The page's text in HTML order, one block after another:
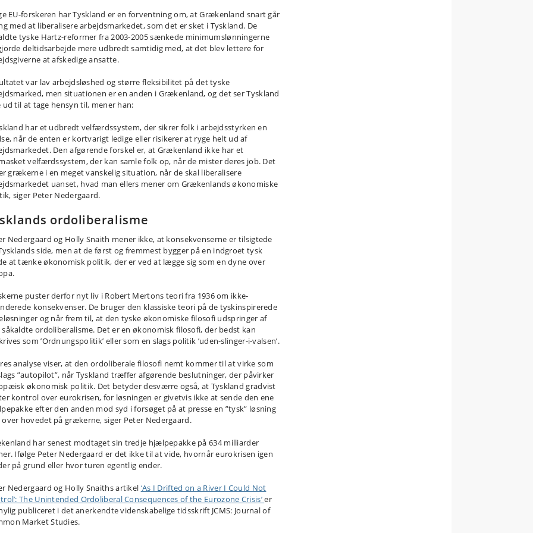
EU-forskeren har Tyskland er en forventning om, at Grækenland snart går
med at liberalisere arbejdsmarkedet, som det er sket i Tyskland. De
tyske Hartz-reformer fra 2003-2005 sænkede minimumslønningerne
deltidsarbejde mere udbredt samtidig med, at det blev lettere for
at afskedige ansatte.
var lav arbejdsløshed og større fleksibilitet på det tyske
men situationen er en anden i Grækenland, og det ser Tyskland
ud til at tage hensyn til, mener han:
har et udbredt velfærdssystem, der sikrer folk i arbejdsstyrken en
når de enten er kortvarigt ledige eller risikerer at ryge helt ud af
Den afgørende forskel er, at Grækenland ikke har et
velfærdssystem, der kan samle folk op, når de mister deres job. Det
grækerne i en meget vanskelig situation, når de skal liberalisere
uanset, hvad man ellers mener om Grækenlands økonomiske
siger Peter Nedergaard.
ordoliberalisme
Nedergaard og Holly Snaith mener ikke, at konsekvenserne er tilsigtede
side, men at de først og fremmest bygger på en indgroet tysk
at tænke økonomisk politik, der er ved at lægge sig som en dyne over
puster derfor nyt liv i Robert Mertons teori fra 1936 om ikke-
konsekvenser. De bruger den klassiske teori på de tyskinspirerede
og når frem til, at den tyske økonomiske filosofi udspringer af
såkaldte ordoliberalisme. Det er en økonomisk filosofi, der bedst kan
som ’Ordnungspolitik’ eller som en slags politik ’uden-slinger-i-valsen’.
analyse viser, at den ordoliberale filosofi nemt kommer til at virke som
”autopilot”, når Tyskland træffer afgørende beslutninger, der påvirker
økonomisk politik. Det betyder desværre også, at Tyskland gradvist
kontrol over eurokrisen, for løsningen er givetvis ikke at sende den ene
efter den anden mod syd i forsøget på at presse en ”tysk” løsning
over hovedet på grækerne, siger Peter Nedergaard.
har senest modtaget sin tredje hjælpepakke på 634 milliarder
Ifølge Peter Nedergaard er det ikke til at vide, hvornår eurokrisen igen
på grund eller hvor turen egentlig ender.
Nedergaard og Holly Snaiths artikel ‘As I Drifted on a River I Could Not
The Unintended Ordoliberal Consequences of the Eurozone Crisis’er
publiceret i det anerkendte videnskabelige tidsskrift JCMS: Journal of
Market Studies.